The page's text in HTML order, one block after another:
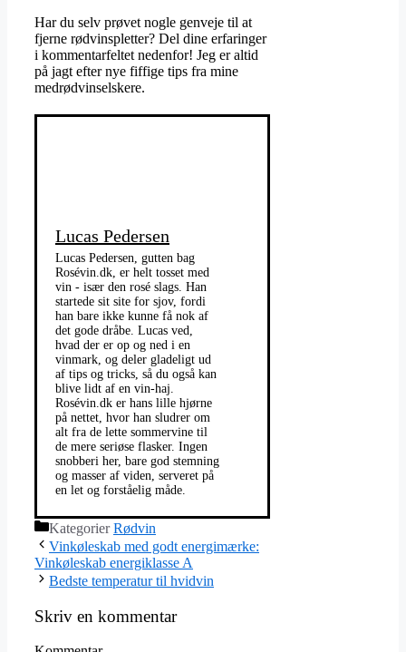
Har du selv prøvet nogle genveje til at
fjerne rødvinspletter? Del dine erfaringer
i kommentarfeltet nedenfor! Jeg er altid
på jagt efter nye fiffige tips fra mine
medrødvinselskere.
Lucas Pedersen
Lucas Pedersen, gutten bag
Rosévin.dk, er helt tosset med
vin - især den rosé slags. Han
startede sit site for sjov, fordi
han bare ikke kunne få nok af
det gode dråbe. Lucas ved,
hvad der er op og ned i en
vinmark, og deler gladeligt ud
af tips og tricks, så du også kan
blive lidt af en vin-haj.
Rosévin.dk er hans lille hjørne
på nettet, hvor han sludrer om
alt fra de lette sommervine til
de mere seriøse flasker. Ingen
snobberi her, bare god stemning
og masser af viden, serveret på
en let og forståelig måde.
KategorierRødvin
Vinkøleskab med godt energimærke:
Vinkøleskab energiklasse A
Bedste temperatur til hvidvin
Skriv en kommentar